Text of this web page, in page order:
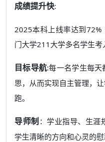
成绩提升快:
2025本科上线率达到
门大学211大学多名学生考
目标导航:每一名学生每天
思，从而实现自主管理，
跑。
导师制 ：学业指导、生涯
学生清晰的方向和心灵的慰